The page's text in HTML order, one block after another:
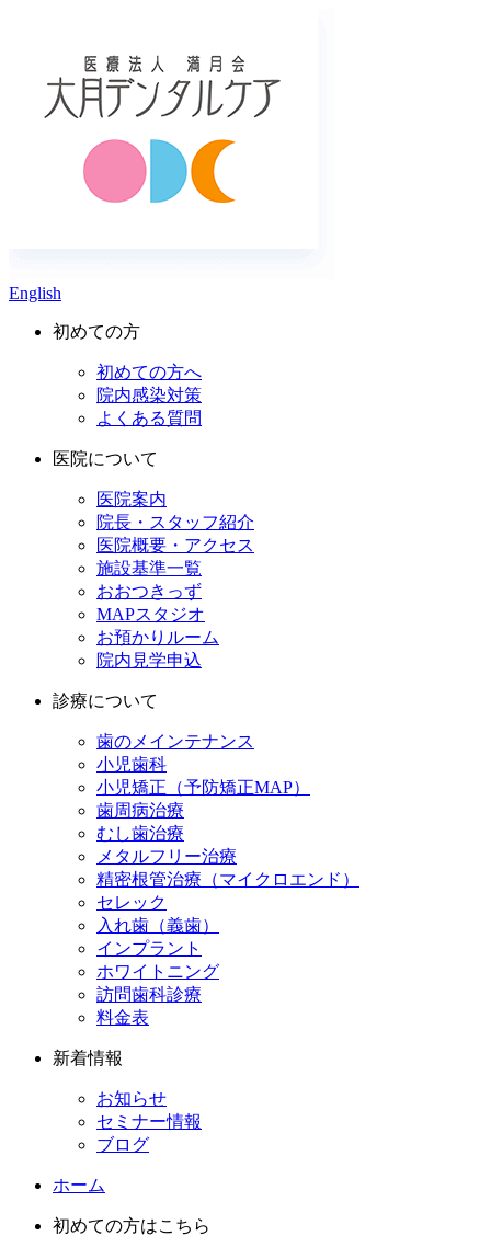
English
初めての方
初めての方へ
院内感染対策
よくある質問
医院について
医院案内
院長・スタッフ紹介
医院概要・アクセス
施設基準一覧
おおつきっず
MAPスタジオ
お預かりルーム
院内見学申込
診療について
歯のメインテナンス
小児歯科
小児矯正（予防矯正MAP）
歯周病治療
むし歯治療
メタルフリー治療
精密根管治療（マイクロエンド）
セレック
入れ歯（義歯）
インプラント
ホワイトニング
訪問歯科診療
料金表
新着情報
お知らせ
セミナー情報
ブログ
ホーム
初めての方はこちら